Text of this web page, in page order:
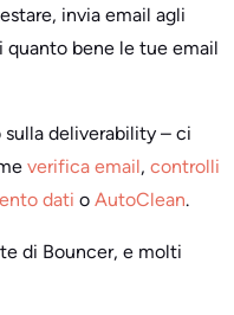
invia email agli
bene le tue email
deliverability – ci
verifica email, controlli
dati o AutoClean.
di Bouncer, e molti